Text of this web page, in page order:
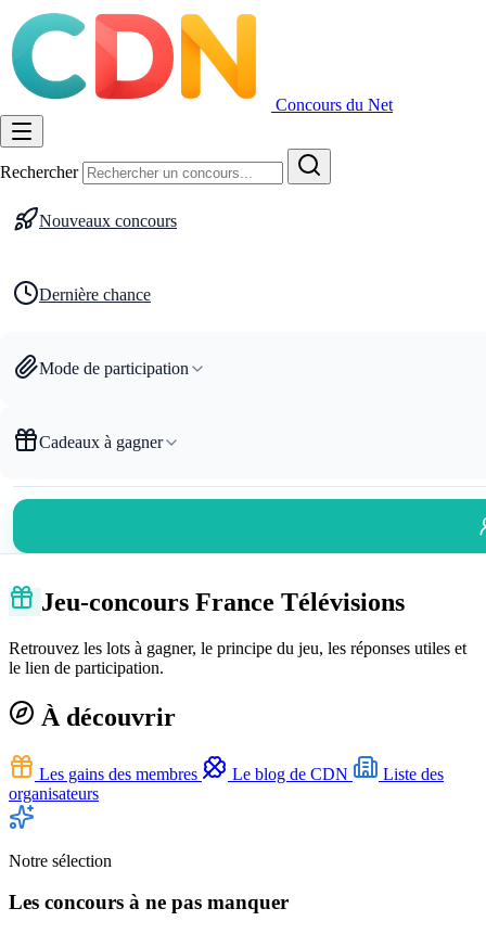
Concours du Net
Rechercher
Nouveaux concours
Dernière chance
Mode de participation
Cadeaux à gagner
Jeu-concours France Télévisions
Retrouvez les lots à gagner, le principe du jeu, les réponses utiles et
le lien de participation.
À découvrir
Les gains des membres Le blog de CDN
Liste des
organisateurs
Notre sélection
Les concours à ne pas manquer